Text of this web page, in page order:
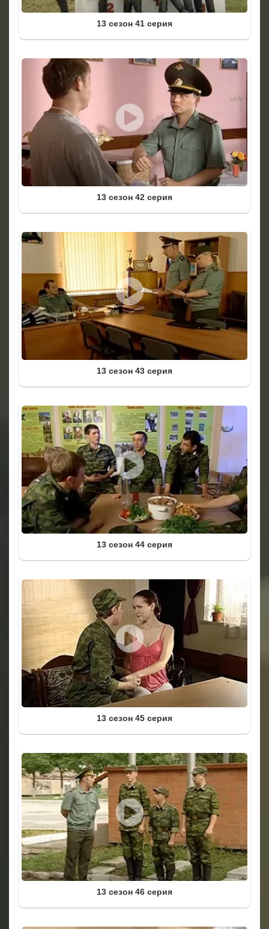
13 сезон 41 серия
13 сезон 42 серия
13 сезон 43 серия
13 сезон 44 серия
13 сезон 45 серия
13 сезон 46 серия